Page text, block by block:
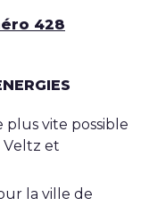
428
plus vite possible
Veltz et
la ville de